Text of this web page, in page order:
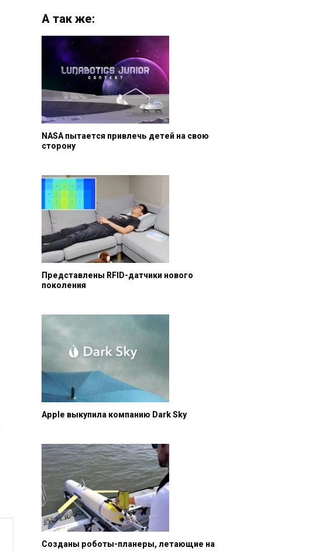
А так же:
NASA пытается привлечь детей на свою
сторону
Представлены RFID-датчики нового
поколения
Apple выкупила компанию Dark Sky
Созданы роботы-планеры, летающие на